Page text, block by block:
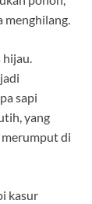
menghilang.
hijau.
sapi
yang
di
kasur